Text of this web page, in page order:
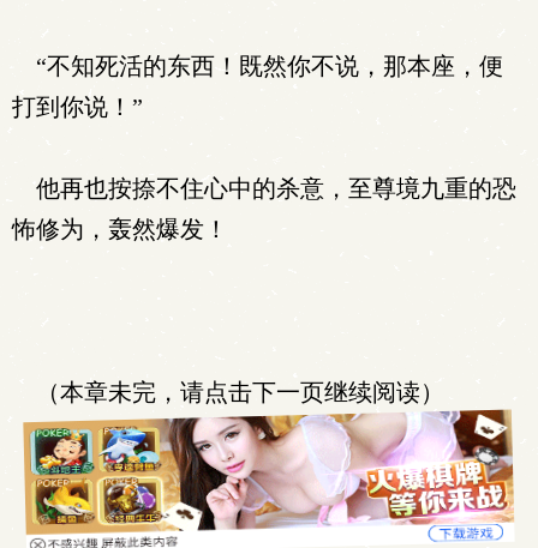
“不知死活的东西！既然你不说，那本座，便
打到你说！”
他再也按捺不住心中的杀意，至尊境九重的恐
怖修为，轰然爆发！
（本章未完，请点击下一页继续阅读）